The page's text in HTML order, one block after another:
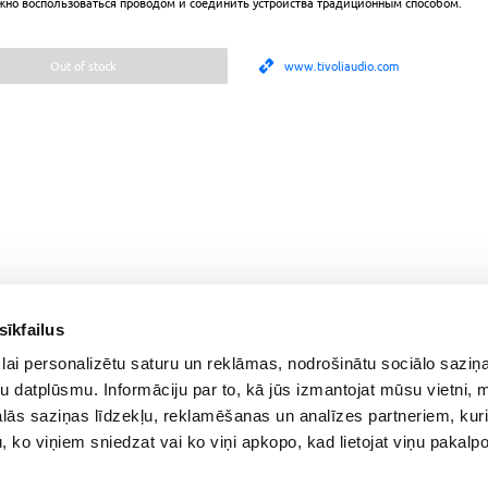
personalizētu saturu un reklāmas, nodrošinātu sociālo
datplūsmu. Informāciju par to, kā jūs izmantojat mūsu vietni,
saziņas līdzekļu, reklamēšanas un analīzes partneriem,
ko viņiem sniedzat vai ko viņi apkopo, kad lietojat viņu
Out of stock www.tivoliaudio.com
Delivery and payment
Warranty and Refunds
FAQ
PC Configurer